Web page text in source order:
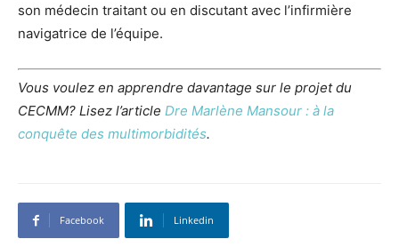
son médecin traitant ou en discutant avec l’infirmière
navigatrice de l’équipe.
Vous voulez en apprendre davantage sur le projet du
CECMM? Lisez l’article Dre Marlène Mansour : à la
conquête des multimorbidités.
Facebook Linkedin